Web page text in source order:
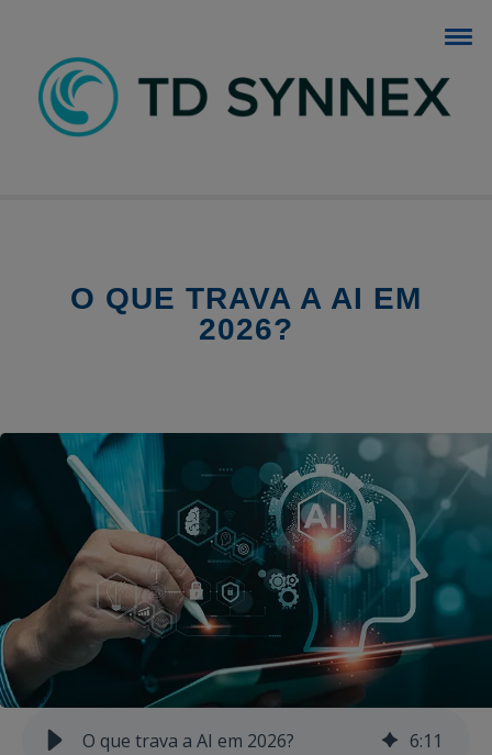
BLOG TD SYNNEX
O QUE TRAVA A AI EM
2026?
O que trava a AI em 2026? 6:11